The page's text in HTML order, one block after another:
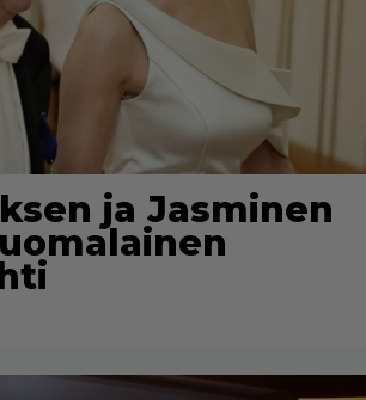
ja Jasminen